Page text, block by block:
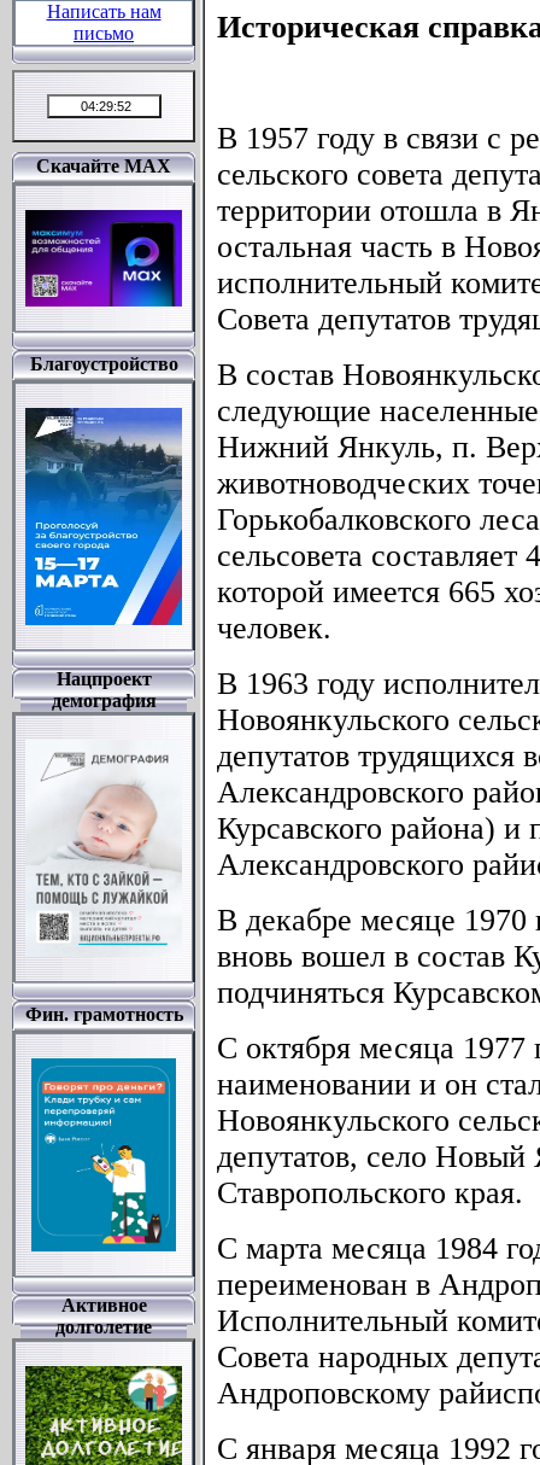
Написать нам
письмо
Скачайте MAX
Благоустройство
Нацпроект
демография
Фин. грамотность
Активное
долголетие
Историческая
В 1957 году в связи с
сельского совета
территории отошла в
остальная часть в
исполнительный
Совета депутатов
В состав
следующие
Нижний Янкуль, п.
животноводческих
Горькобалковского
сельсовета
которой имеется 665
человек.
В 1963 году
Новоянкульского
депутатов трудящихся
Александровского
Курсавского района)
Александровского
В декабре месяце 1970
вновь вошел в состав
подчиняться
С октября месяца
наименовании и он
Новоянкульского
депутатов, село Новый
Ставропольского края.
С марта месяца 1984
переименован в
Исполнительный
Совета народных
Андроповскому
С января месяца 1992